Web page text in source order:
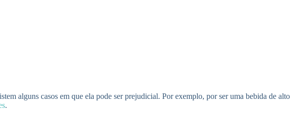
alguns casos em que ela pode ser prejudicial. Por exemplo, por ser uma bebida de alto
.